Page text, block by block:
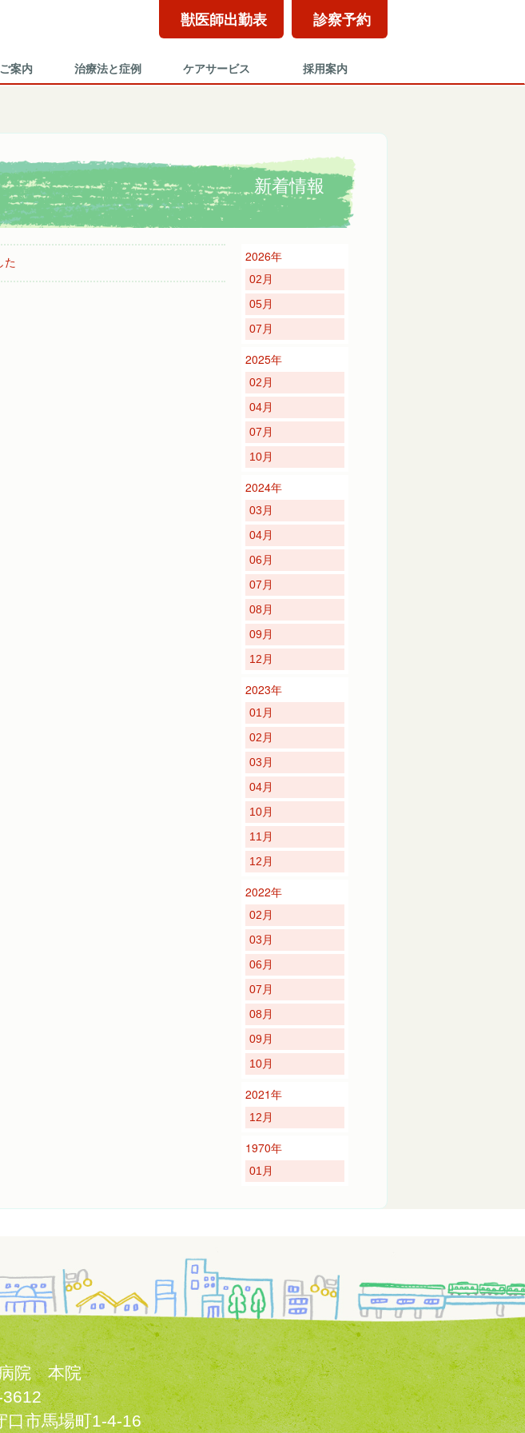
診察予約
獣医師出勤表
案内 治療法と症例 ケアサービス 採用案内
新着情報
た 2026年
02月
05月
07月
2025年
02月
04月
07月
10月
2024年
03月
04月
06月
07月
08月
09月
12月
2023年
01月
02月
03月
04月
10月
11月
12月
2022年
02月
03月
06月
07月
08月
09月
10月
2021年
12月
1970年
01月
院 本院
市馬場町1-4-16